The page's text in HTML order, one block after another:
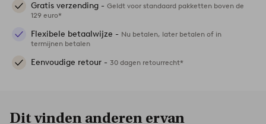
Gratis verzending - Geldt voor standaard pakketten boven de
129 euro*
Flexibele betaalwijze - Nu betalen, later betalen of in
termijnen betalen
Eenvoudige retour - 30 dagen retourrecht*
Dit vinden anderen ervan